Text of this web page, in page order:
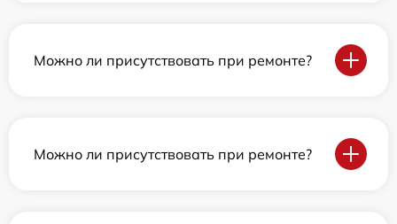
Можно ли присутствовать при ремонте?
Можно ли присутствовать при ремонте?